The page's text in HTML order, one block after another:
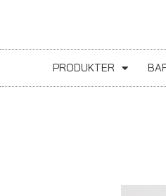
PRODUKTER